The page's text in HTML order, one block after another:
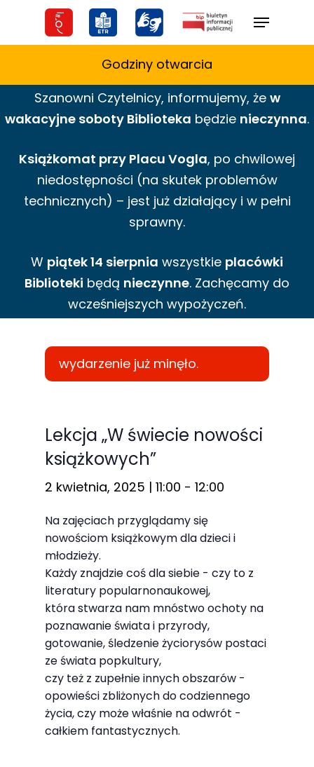
Menu
Godziny otwarcia
Szanowni Czytelnicy, informujemy, że w
wakacyjne soboty Biblioteka będzie nieczynna.
Książkomat przy Placu Vogla, po chwilowej
niedostępności (na skutek problemów
technicznych) – jest już działający i w pełni
sprawny.
W piątek 14 sierpnia wszystkie placówki
Biblioteki będą nieczynne. Zachęcamy do
wcześniejszych wypożyczeń.
wydarzenie już minęło.
Lekcja „W świecie nowości
książkowych”
2 kwietnia, 2025 | 11:00 - 12:00
Na zajęciach przyglądamy się
nowościom książkowym dla dzieci i
młodzieży.
Każdy znajdzie coś dla siebie - czy to z
literatury popularnonaukowej,
która stwarza nam mnóstwo ochoty na
poznawanie świata i przyrody,
gotowanie, śledzenie życiorysów postaci
ze świata popkultury,
czy też z zupełnie innych obszarów -
opowieści zbliżonych do codziennego
życia, czy może właśnie na odwrót -
całkiem fantastycznych.
Te pliki cookie
nie są
opcjonalne. Są
one potrzebne
funkcjonowania
strony
internetowej.
Statystyka
Abyśmy mogli
poprawić
funkcjonalność
i strukturę
strony
internetowej,